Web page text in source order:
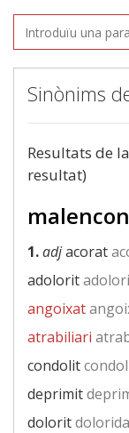
Sinònims
Resultats de
resultat)
1.adjacorat
adolorit
angoixat
atrabiliari
condolit
deprimit
doloritdolorida